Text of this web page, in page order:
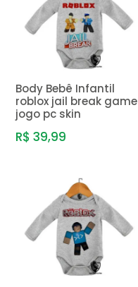
Body Bebê Infantil
roblox jail break game
jogo pc skin
R$ 39,99